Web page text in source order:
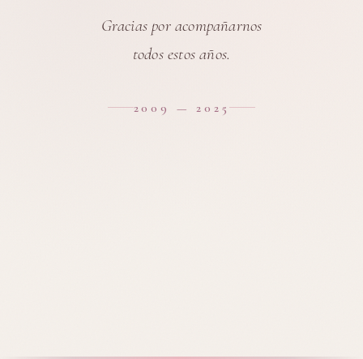
Gracias por acompañarnos
todos estos años.
2009 — 2025